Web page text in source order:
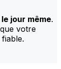
jour même.
votre